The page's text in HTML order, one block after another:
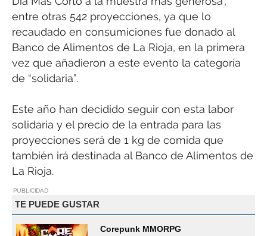
entre otras 542 proyecciones, ya que lo
recaudado en consumiciones fue donado al
Banco de Alimentos de La Rioja, en la primera
vez que añadieron a este evento la categoría
de “solidaria”.
Este año han decidido seguir con esta labor
solidaria y el precio de la entrada para las
proyecciones será de 1 kg de comida que
también irá destinada al Banco de Alimentos de
La Rioja.
PUBLICIDAD
TE PUEDE GUSTAR
Corepunk MMORPG